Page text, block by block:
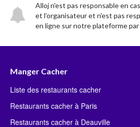
Alloj n'est pas responsable en
et l’organisateur et n'est pas
en ligne sur notre plateforme
Manger Cacher
Liste des restaurants cacher
Restaurants cacher à Paris
Restaurants cacher à Deauville